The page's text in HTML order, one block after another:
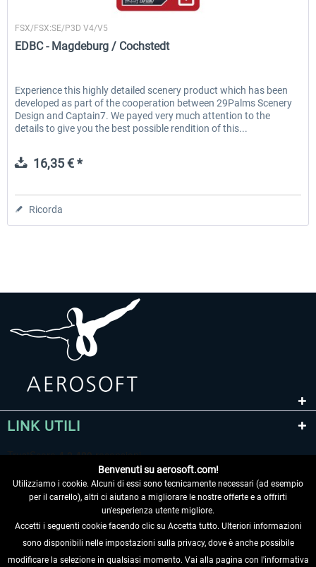
29 Palms, Captain7
FSX/FSX:SE/P3D V4/V5
EDBC - Magdeburg / Cochstedt
Experience this highly detailed scenery product which has been
developed as part of the cooperation between 29Palms Scenery
Design and Captain7. We payed very much attention to the
details to give you the best possible rendition of this...
16,35 € *
Ricorda
LINK UTILI
RECEDERE DAL CONTRATTO
Benvenuti su aerosoft.com!
Utilizziamo i cookie. Alcuni di essi sono tecnicamente necessari (ad esempio
per il carrello), altri ci aiutano a migliorare le nostre offerte e a offrirti
un'esperienza utente migliore.
Accetti i seguenti cookie facendo clic su Accetta tutto. Ulteriori informazioni
sono disponibili nelle impostazioni sulla privacy, dove è anche possibile
modificare la selezione in qualsiasi momento. Vai alla pagina con l'informativa